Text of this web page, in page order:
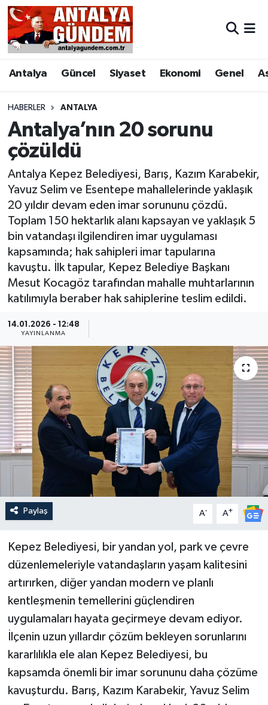
Antalya Güncel Siyaset Ekonomi Genel
HABERLER ANTALYA
Antalya’nın 20 sorunu
çözüldü
Antalya Kepez Belediyesi, Barış, Kazım Karabekir,
Yavuz Selim ve Esentepe mahallelerinde yaklaşık
20 yıldır devam eden imar sorununu çözdü.
Toplam 150 hektarlık alanı kapsayan ve yaklaşık 5
bin vatandaşı ilgilendiren imar uygulaması
kapsamında; hak sahipleri imar tapularına
kavuştu. İlk tapular, Kepez Belediye Başkanı
Mesut Kocagöz tarafından mahalle muhtarlarının
katılımıyla beraber hak sahiplerine teslim edildi.
14.01.2026 - 12:48
YAYINLANMA
Paylaş A- A+
Kepez Belediyesi, bir yandan yol, park ve çevre
düzenlemeleriyle vatandaşların yaşam kalitesini
artırırken, diğer yandan modern ve planlı
kentleşmenin temellerini güçlendiren
uygulamaları hayata geçirmeye devam ediyor.
İlçenin uzun yıllardır çözüm bekleyen sorunlarını
kararlılıkla ele alan Kepez Belediyesi, bu
kapsamda önemli bir imar sorununu daha çözüme
kavuşturdu. Barış, Kazım Karabekir, Yavuz Selim
Antalya
Asayiş
Bilim & Teknoloji
Bölge
EĞİTİM
Görüntülü Haber
Güncel
Kültür & Sanat
Resmi İlan
Sağlık & Yaşam
Siyaset
Spor
Antalya Nöbetçi Eczaneler
Antalya Hava Durumu
Antalya Namaz Vakitleri
Antalya Trafik Yoğunluk Haritası
Süper Lig Puan Durumu ve Fikstür
Haber Arşivi